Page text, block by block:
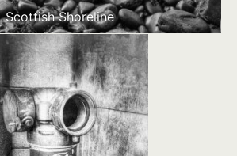
Scottish Shoreline